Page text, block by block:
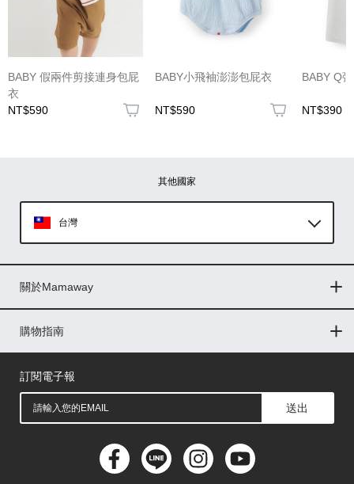
(圖片格式限jpg、jpeg)
BABY 假兩件剪接連身包屁
衣
NT$590
BABY小飛袖澎澎包屁衣
NT$590
BABY Q
NT$390
其他國家
台灣
印尼
菲律賓
馬來西亞
關於Mamaway
門市據點
最新消息
品牌故事
人力招募
媒體花絮
隱私權聲明
CSR企業社會責任
購物指南
購物常見問題
退換貨問題
儲值金使用條款
購買儲值金
發票問題
會員權益
線上留言
吸乳器-免費體驗
訂閱電子報
送出